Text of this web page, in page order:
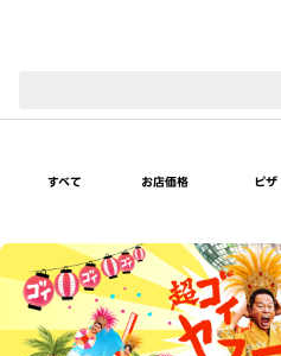
すべて お店価格 ピザ
超ゴイゴイヤスー夏祭